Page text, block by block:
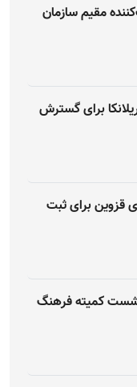
مقیم سازمان
برای گسترش
قزوین برای ثبت
نشست کمیته فرهنگ